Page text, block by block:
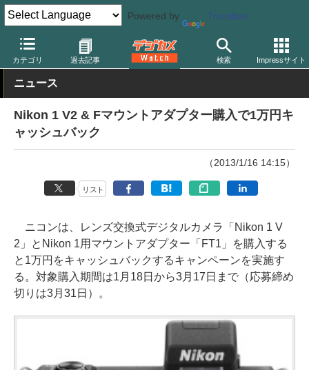
Powered by Translate
カテゴリ 過去記事 検索 Impressサイト
デジカメ Watch カメラ ミラーレスカメラ ニコン
ニュース
Nikon 1 V2 & Fマウントアダプター購入で1万円キ
ャッシュバック
（2013/1/16 14:15）
リスト
ニコンは、レンズ交換式デジタルカメラ「Nikon 1 V
2」とNikon 1用マウントアダプター「FT1」を購入する
と1万円をキャッシュバックするキャンペーンを実施す
る。対象購入期間は1月18日から3月17日まで（応募締め
切りは3月31日）。